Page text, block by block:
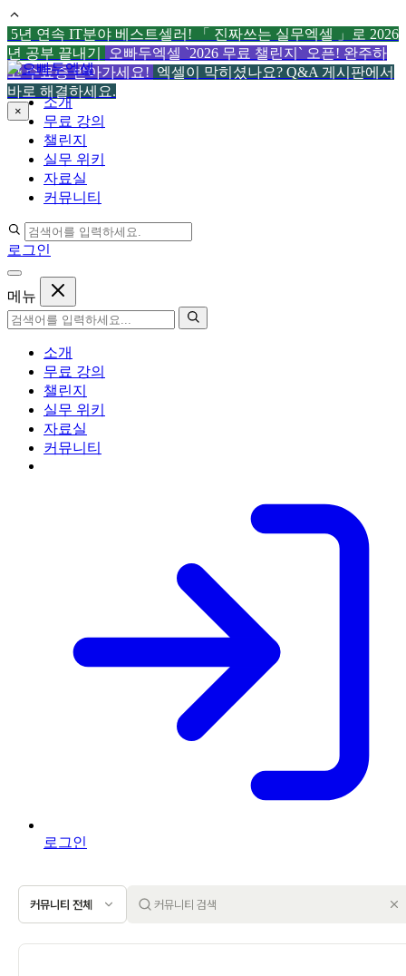
5년 연속 IT분야 베스트셀러! 「 진짜쓰는 실무엑셀 」로 2026
년 공부 끝내기
오빠두엑셀 `2026 무료 챌린지` 오픈! 완주하
고 수료증 받아가세요! 엑셀이 막히셨나요? Q&A 게시판에서
바로 해결하세요.
×
컨
텐
츠
로
소개
무료 강의
챌린지
실무 위키
자료실
커뮤니티
로그인
메뉴
소개
무료 강의
챌린지
실무 위키
자료실
커뮤니티
로그인
커뮤니티 전체